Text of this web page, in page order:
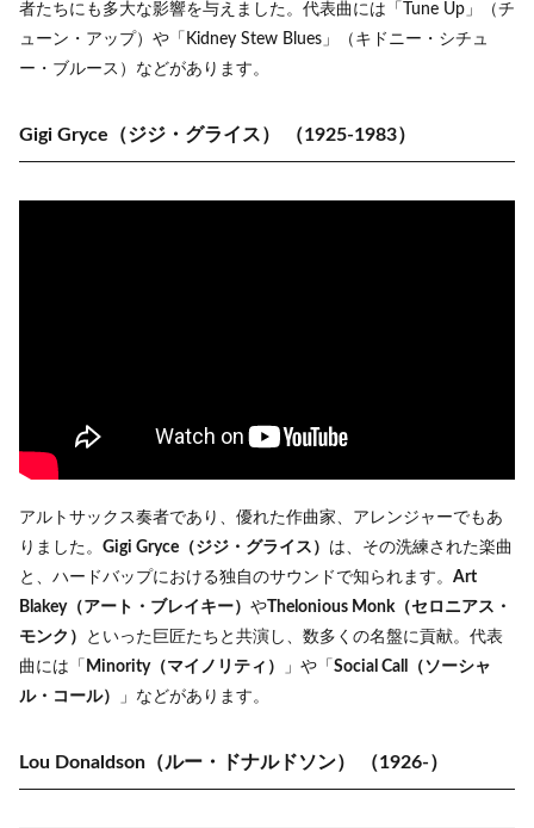
者たちにも多大な影響を与えました。代表曲には「Tune Up」（チ
ューン・アップ）や「Kidney Stew Blues」（キドニー・シチュ
ー・ブルース）などがあります。
Gigi Gryce（ジジ・グライス） （1925-1983）
アルトサックス奏者であり、優れた作曲家、アレンジャーでもあ
りました。 Gigi Gryce（ジジ・グライス） は、その洗練された楽曲
と、ハードバップにおける独自のサウンドで知られます。 Art
Blakey（アート・ブレイキー） や Thelonious Monk（セロニアス・
モンク）
といった巨匠たちと共演し、数多くの名盤に貢献。代表
曲には「 Minority（マイノリティ） 」や「 Social Call（ソーシャ
ル・コール）
」などがあります。
Lou Donaldson（ルー・ドナルドソン） （1926-）